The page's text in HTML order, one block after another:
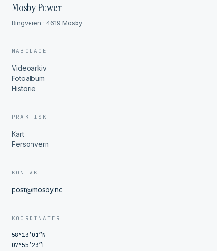
Mosby Power
Ringveien · 4619 Mosby
NABOLAGET
Videoarkiv
Fotoalbum
Historie
PRAKTISK
Kart
Personvern
KONTAKT
post@mosby.no
KOORDINATER
58°13′01″N
07°55′23″E